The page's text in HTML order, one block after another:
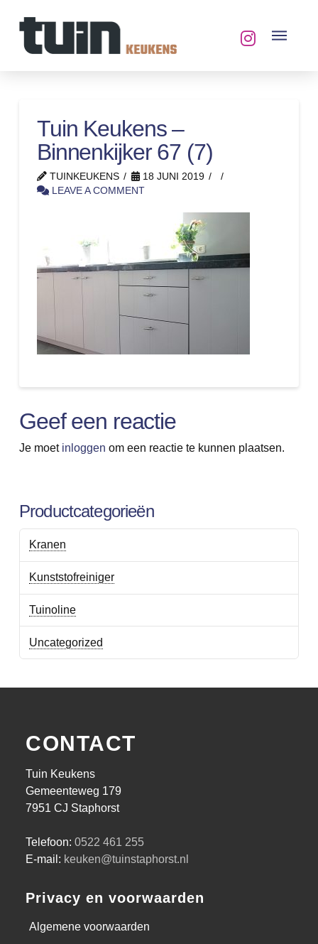
Tuin Keukens –
Binnenkijker 67 (7)
TUINKEUKENS
18 JUNI 2019
LEAVE A COMMENT
Geef een reactie
Je moet inloggen om een reactie te kunnen plaatsen.
Productcategorieën
Kranen
Kunststofreiniger
Tuinoline
Uncategorized
CONTACT
Tuin Keukens
Gemeenteweg 179
7951 CJ Staphorst
Telefoon: 0522 461 255
E-mail: keuken@tuinstaphorst.nl
Privacy en voorwaarden
Algemene voorwaarden